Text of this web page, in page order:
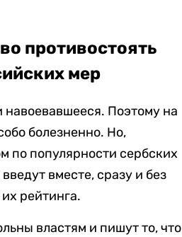
противостоять
мер
Поэтому на
болезненно. Но,
по популярности сербских
вместе, сразу и без
рейтинга.
властям и пишут то, что